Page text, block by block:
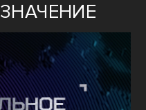
ЗНАЧЕНИЕ